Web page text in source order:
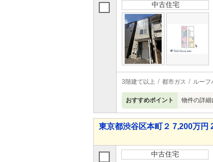
中古住宅
3階建て以上 都市ガス ルーフ
おすすめポイント 物件の詳
東京都渋谷区本町２ 7,200万円
中古住宅